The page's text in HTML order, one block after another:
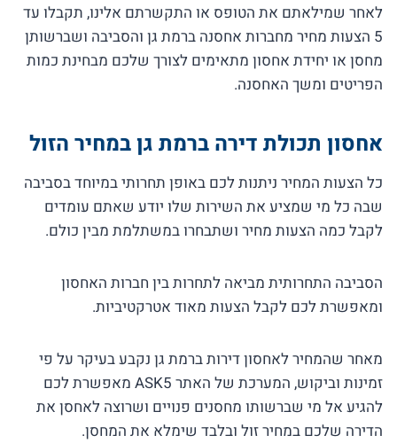
לאחר שמילאתם את הטופס או התקשרתם אלינו, תקבלו עד
5 הצעות מחיר מחברות אחסנה ברמת גן והסביבה ושברשותן
מחסן או יחידת אחסון מתאימים לצורך שלכם מבחינת כמות
הפריטים ומשך האחסנה.
אחסון תכולת דירה ברמת גן במחיר הזול
כל הצעות המחיר ניתנות לכם באופן תחרותי במיוחד בסביבה
שבה כל מי שמציע את השירות שלו יודע שאתם עומדים
לקבל כמה הצעות מחיר ושתבחרו במשתלמת מבין כולם.
הסביבה התחרותית מביאה לתחרות בין חברות האחסון
ומאפשרת לכם לקבל הצעות מאוד אטרקטיביות.
מאחר שהמחיר לאחסון דירות ברמת גן נקבע בעיקר על פי
זמינות וביקוש, המערכת של האתר ASK5 מאפשרת לכם
להגיע אל מי שברשותו מחסנים פנויים ושרוצה לאחסן את
הדירה שלכם במחיר זול ובלבד שימלא את המחסן.